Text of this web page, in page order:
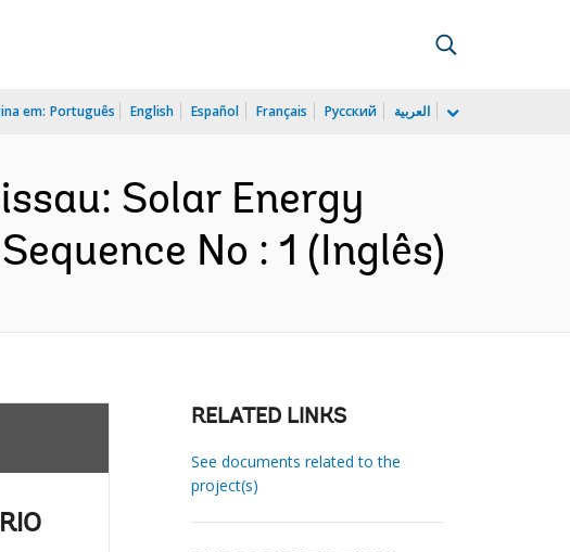
em: Português English Español Français Русский العربية
Solar Energy
No : 1 (Inglês)
RELATED LINKS
See documents related to the
project(s)